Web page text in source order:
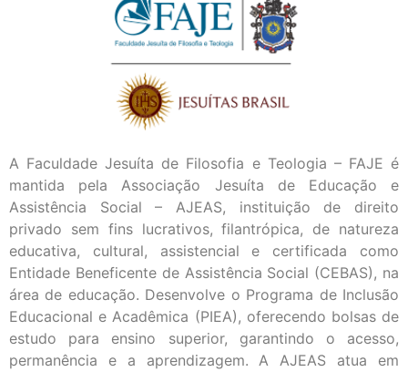
A Faculdade Jesuíta de Filosofia e Teologia – FAJE é
mantida pela Associação Jesuíta de Educação e
Assistência Social – AJEAS, instituição de direito
privado sem fins lucrativos, filantrópica, de natureza
educativa, cultural, assistencial e certificada como
Entidade Beneficente de Assistência Social (CEBAS), na
área de educação. Desenvolve o Programa de Inclusão
Educacional e Acadêmica (PIEA), oferecendo bolsas de
estudo para ensino superior, garantindo o acesso,
permanência e a aprendizagem. A AJEAS atua em